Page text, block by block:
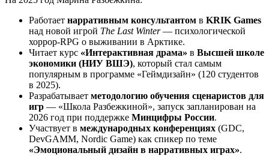
Работает нарративным консультантом в KRIK Games
над новой игрой The Last Winter— психологической
хоррор-RPG о выживании в Арктике.
Читает курс «Интерактивная драма» в Высшей школе
экономики (НИУ ВШЭ), который стал самым
популярным в программе «Геймдизайн» (120 студентов
в 2025).
Разрабатывает методологию обучения сценаристов для
игр — «Школа Разбежкиной», запуск запланирован на
2026 год при поддержке Минцифры России.
Участвует в международных конференциях (GDC,
DevGAMM, Nordic Game) как спикер по теме
«Эмоциональный дизайн в нарративных играх».